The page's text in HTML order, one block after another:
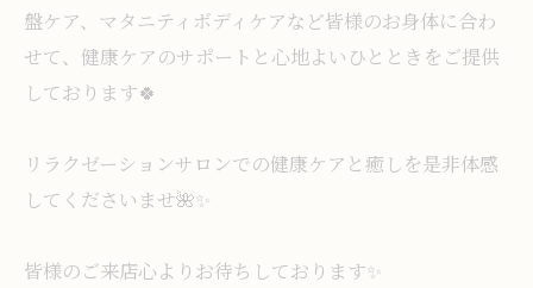
盤ケア、マタニティボディケアなど皆様のお身体に合わ
せて、健康ケアのサポートと心地よいひとときをご提供
しております🍀
リラクゼーションサロンでの健康ケアと癒しを是非体感
してくださいませ🌺✨
皆様のご来店心よりお待ちしております✨️